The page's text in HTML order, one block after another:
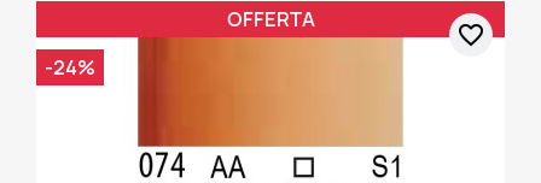
OFFERTA
-24%
favorite_border